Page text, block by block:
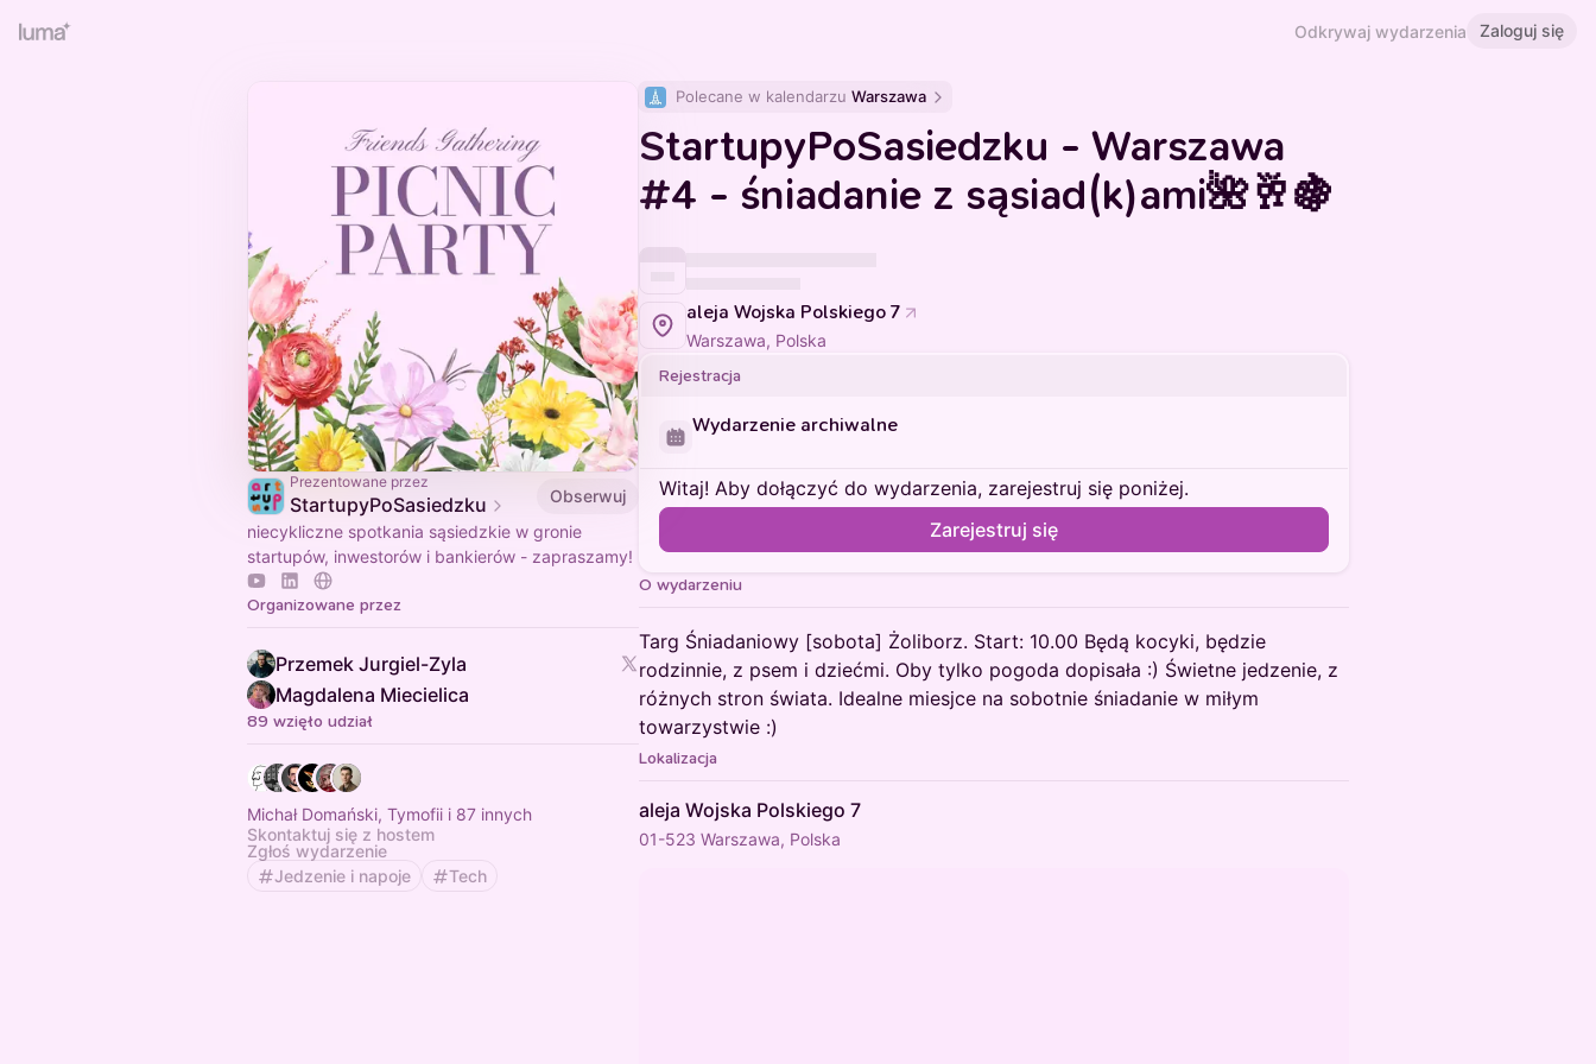
Odkrywaj wydarzenia Zaloguj się
Prezentowane przez
StartupyPoSasiedzku
Obserwuj
niecykliczne spotkania sąsiedzkie w gronie
startupów, inwestorów i bankierów - zapraszamy!
Organizowane przez
Przemek Jurgiel-Zyla
Magdalena Miecielica
89 wzięło udział
Michał Domański, Tymofii i 87 innych
Skontaktuj się z hostem
Zgłoś wydarzenie
Jedzenie i napoje
Tech
Polecane w kalendarzu Warszawa
StartupyPoSasiedzku - Warszawa
#4 - śniadanie z sąsiad(k)ami🌺🥂🍇
aleja Wojska Polskiego 7
Warszawa, Polska
Rejestracja
Wydarzenie archiwalne
Witaj! Aby dołączyć do wydarzenia, zarejestruj się poniżej.
Zarejestruj się
O wydarzeniu
Targ Śniadaniowy [sobota] Żoliborz. Start: 10.00 Będą kocyki, będzie
rodzinnie, z psem i dziećmi. Oby tylko pogoda dopisała :) Świetne jedzenie, z
różnych stron świata. Idealne miesjce na sobotnie śniadanie w miłym
towarzystwie :)
Lokalizacja
aleja Wojska Polskiego 7
01-523 Warszawa, Polska